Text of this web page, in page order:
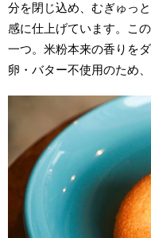
分を閉じ込め、むぎゅっ
感に仕上げています。こ
一つ。米粉本来の香りを
卵・バター不使用のため